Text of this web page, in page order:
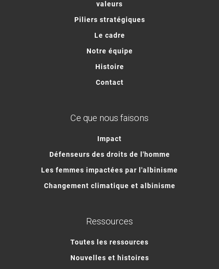
valeurs
Piliers stratégiques
Le cadre
Notre équipe
Histoire
Contact
Ce que nous faisons
Impact
Défenseurs des droits de l'homme
Les femmes impactées par l'albinisme
Changement climatique et albinisme
Ressources
Toutes les ressources
Nouvelles et histoires